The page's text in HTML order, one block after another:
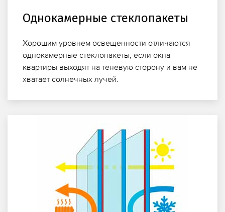
Однокамерные стеклопакеты
Хорошим уровнем освещенности отличаются
однокамерные стеклопакеты, если окна
квартиры выходят на теневую сторону и вам не
хватает солнечных лучей.